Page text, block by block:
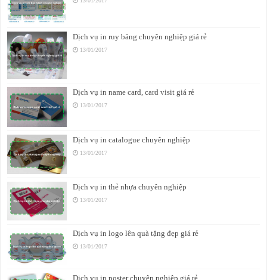
Dịch vụ in ruy băng chuyên nghiệp giá rẻ
13/01/2017
Dịch vụ in name card, card visit giá rẻ
13/01/2017
Dịch vụ in catalogue chuyên nghiệp
13/01/2017
Dịch vụ in thẻ nhựa chuyên nghiệp
13/01/2017
Dịch vụ in logo lên quà tặng đẹp giá rẻ
13/01/2017
Dịch vụ in poster chuyên nghiệp giá rẻ